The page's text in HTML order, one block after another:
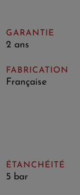
GARANTIE
2 ans
FABRICATION
Française
ÉTANCHÉITÉ
5 bar